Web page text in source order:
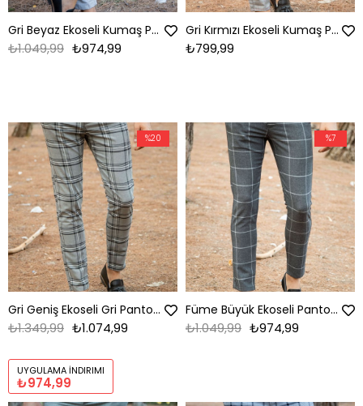
Gri Beyaz Ekoseli Kumaş Pantolon
₺974,99
₺1.049,99
Gri Kırmızı Ekoseli Kumaş Pantolon
₺799,99
Gri Geniş Ekoseli Gri Pantolon
₺1.074,99
₺1.349,99
UYGULAMA İNDIRIMI
₺974,99
%20
Füme Büyük Ekoseli Pantolon
₺974,99
₺1.049,99
%7